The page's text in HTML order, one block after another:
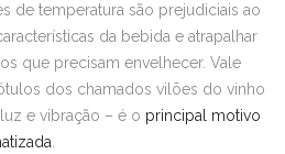
de temperatura são prejudiciais ao
da bebida e atrapalhar
que precisam envelhecer. Vale
dos chamados vilões do vinho
e vibração – é o principal motivo